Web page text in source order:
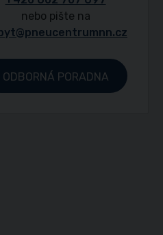
nebo pište na
ODBORNÁ PORADNA